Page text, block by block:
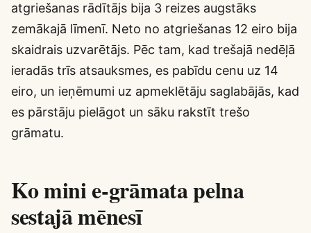
atgriešanas rādītājs bija 3 reizes augstāks
zemākajā līmenī. Neto no atgriešanas 12 eiro bija
skaidrais uzvarētājs. Pēc tam, kad trešajā nedēļā
ieradās trīs atsauksmes, es pabīdu cenu uz 14
eiro, un ieņēmumi uz apmeklētāju saglabājās, kad
es pārstāju pielāgot un sāku rakstīt trešo
grāmatu.
Ko mini e-grāmata pelna
sestajā mēnesī